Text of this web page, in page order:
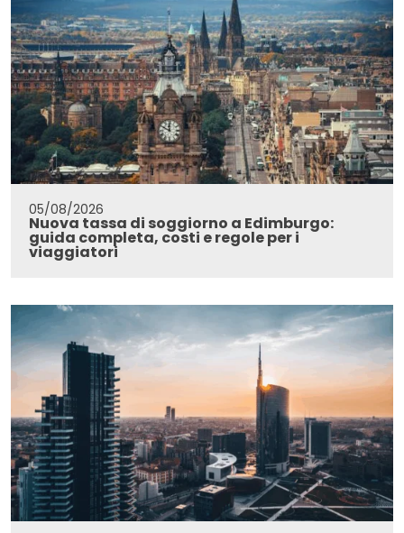
05/08/2026
Nuova tassa di soggiorno a Edimburgo:
guida completa, costi e regole per i
viaggiatori